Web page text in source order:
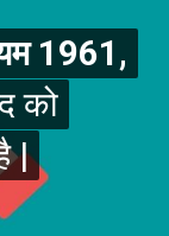
1961,
को
|
1961,
को
|